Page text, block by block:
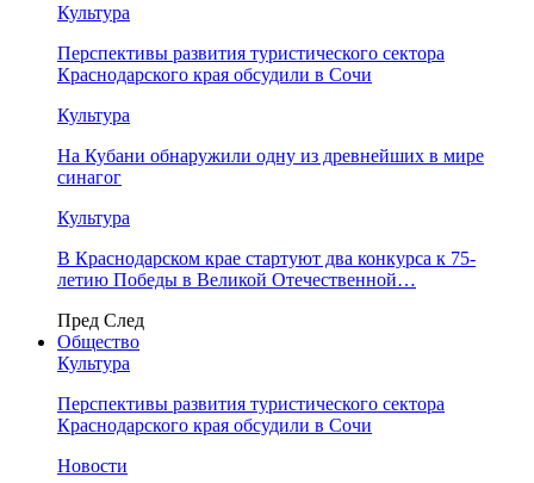
Культура
Перспективы развития туристического сектора
Краснодарского края обсудили в Сочи
Культура
На Кубани обнаружили одну из древнейших в мире
синагог
Культура
В Краснодарском крае стартуют два конкурса к 75-
летию Победы в Великой Отечественной…
Пред След
Общество
Культура
Перспективы развития туристического сектора
Краснодарского края обсудили в Сочи
Новости